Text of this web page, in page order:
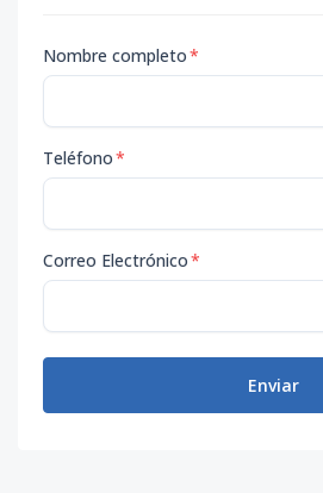
Nombre completo*
Teléfono*
Correo Electrónico*
Enviar